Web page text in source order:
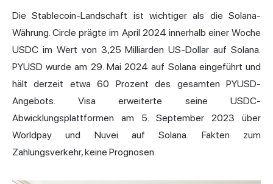
Die Stablecoin-Landschaft ist wichtiger als die Solana-
Währung. Circle prägte im April 2024 innerhalb einer Woche
USDC im Wert von 3,25 Milliarden US-Dollar auf Solana.
PYUSD wurde am 29. Mai 2024 auf Solana eingeführt und
hält derzeit etwa 60 Prozent des gesamten PYUSD-
Angebots. Visa erweiterte seine USDC-
Abwicklungsplattformen am 5. September 2023 über
Worldpay und Nuvei auf Solana. Fakten zum
Zahlungsverkehr, keine Prognosen.